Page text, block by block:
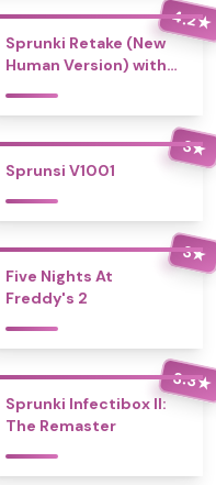
4.2★
Sprunki Retake (New
Human Version) with
3★
Sprunsi V1001
3★
Five Nights At
Freddy's 2
3.3★
Sprunki Infectibox II:
The Remaster